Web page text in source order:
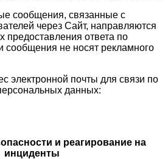
сообщения, связанные с
через Сайт, направляются
предоставления ответа по
сообщения не носят рекламного
электронной почты для связи по
данных:
и реагирование на
инциденты